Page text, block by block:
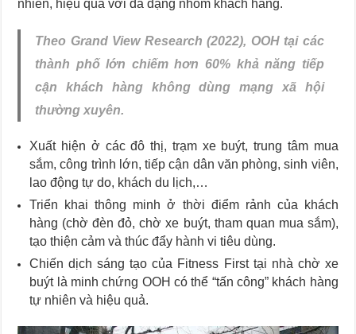
nhiên, hiệu quả với đa dạng nhóm khách hàng.
Theo Grand View Research (2022), OOH tại các
thành phố lớn chiếm hơn 60% khả năng tiếp
cận khách hàng không dùng mạng xã hội
thường xuyên.
Xuất hiện ở các đô thị, trạm xe buýt, trung tâm mua
sắm, công trình lớn, tiếp cận dân văn phòng, sinh viên,
lao động tự do, khách du lịch,…
Triển khai thông minh ở thời điểm rảnh của khách
hàng (chờ đèn đỏ, chờ xe buýt, tham quan mua sắm),
tạo thiện cảm và thúc đẩy hành vi tiêu dùng.
Chiến dịch sáng tạo của Fitness First tại nhà chờ xe
buýt là minh chứng OOH có thể “tấn công” khách hàng
tự nhiên và hiệu quả.